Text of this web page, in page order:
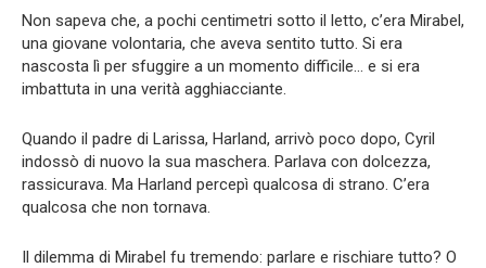
Non sapeva che, a pochi centimetri sotto il letto, c’era Mirabel,
una giovane volontaria, che aveva sentito tutto. Si era
nascosta lì per sfuggire a un momento difficile… e si era
imbattuta in una verità agghiacciante.
Quando il padre di Larissa, Harland, arrivò poco dopo, Cyril
indossò di nuovo la sua maschera. Parlava con dolcezza,
rassicurava. Ma Harland percepì qualcosa di strano. C’era
qualcosa che non tornava.
Il dilemma di Mirabel fu tremendo: parlare e rischiare tutto? O